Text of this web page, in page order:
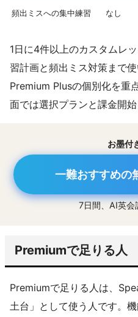
頻出ミスへの集中練習 なし
1日に4件以上のカスタムレ
習計画と頻出ミス対策まで
Premium Plusの個別化を重
面では選択プランと課金開
お墨付
一難おすすめの
7日間、AI英会
Premiumで足りる人
Premiumで足りる人は、
土台」として使う人です。